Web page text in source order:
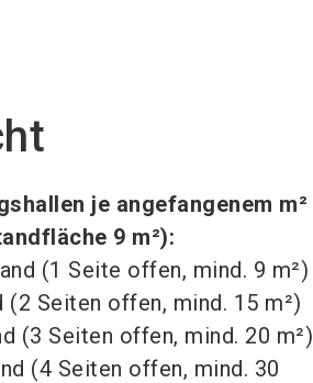
je angefangenem m²
9 m²):
(1 Seite offen, mind. 9 m²)
(2 Seiten offen, mind. 15 m²)
(3 Seiten offen, mind. 20 m²)
(4 Seiten offen, mind. 30